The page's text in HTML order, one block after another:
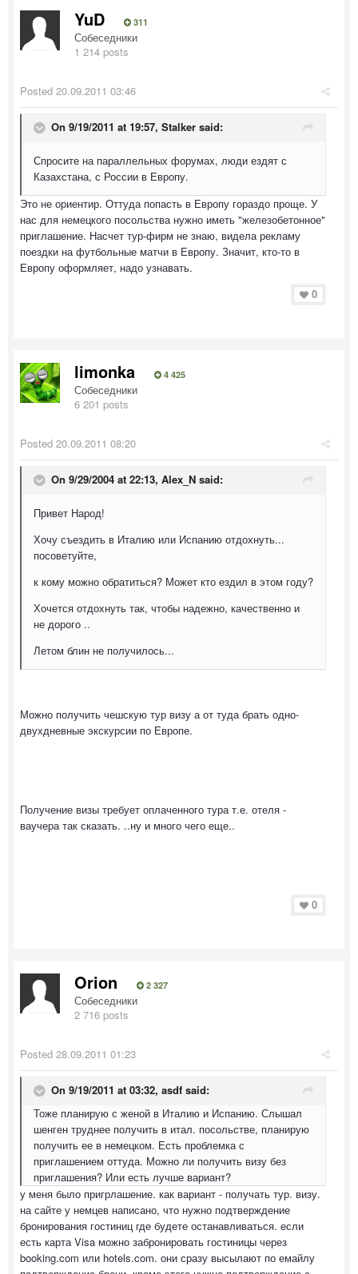
YuD 311
Собеседники
1 214 posts
Posted 20.09.2011 03:46
On 9/19/2011 at 19:57, Stalker said:
Спросите на параллельных форумах, люди ездят с
Казахстана, с России в Европу.
Это не ориентир. Оттуда попасть в Европу гораздо проще. У
нас для немецкого посольства нужно иметь "железобетонное"
приглашение. Насчет тур-фирм не знаю, видела рекламу
поездки на футбольные матчи в Европу. Значит, кто-то в
Европу оформляет, надо узнавать.
0
limonka 4 425
Собеседники
6 201 posts
Posted 20.09.2011 08:20
On 9/29/2004 at 22:13, Alex_N said:
Привет Народ!
Хочу съездить в Италию или Испанию отдохнуть...
посоветуйте,
к кому можно обратиться? Может кто ездил в этом году?
Хочется отдохнуть так, чтобы надежно, качественно и
не дорого ..
Летом блин не получилось...
Можно получить чешскую тур визу а от туда брать одно-
двухдневные экскурсии по Европе.
Получение визы требует оплаченного тура т.е. отеля -
ваучера так сказать. ..ну и много чего еще..
0
Orion 2 327
Собеседники
2 716 posts
Posted 28.09.2011 01:23
On 9/19/2011 at 03:32, asdf said:
Тоже планирую с женой в Италию и Испанию. Слышал
шенген труднее получить в итал. посольстве, планирую
получить ее в немецком. Есть проблемка с
приглашением оттуда. Можно ли получить визу без
приглашения? Или есть лучше вариант?
у меня было пригрлашение. как вариант - получать тур. визу.
на сайте у немцев написано, что нужно подтверждение
бронирования гостиниц где будете останавливаться. если
есть карта Visa можно забронировать гостиницы через
booking.com или hotels.com. они сразу высылают по емайлу